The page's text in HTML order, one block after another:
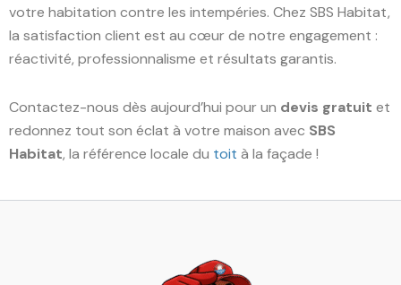
votre habitation contre les intempéries. Chez SBS Habitat,
la satisfaction client est au cœur de notre engagement :
réactivité, professionnalisme et résultats garantis.
Contactez-nous dès aujourd’hui pour un devis gratuit et
redonnez tout son éclat à votre maison avec SBS
Habitat, la référence locale du toit à la façade !